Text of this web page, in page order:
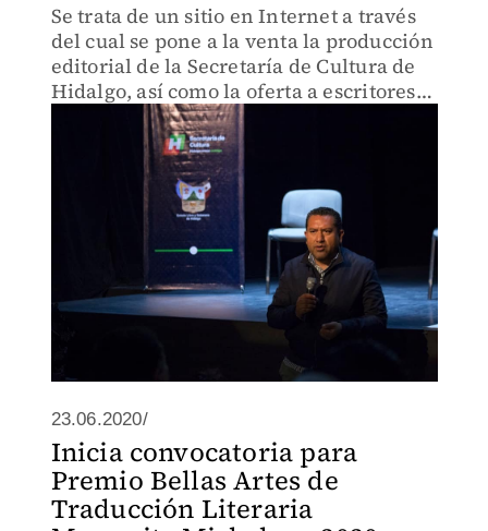
Se trata de un sitio en Internet a través
del cual se pone a la venta la producción
editorial de la Secretaría de Cultura de
Hidalgo, así como la oferta a escritores
independientes
23.06.2020/
Inicia convocatoria para
Premio Bellas Artes de
Traducción Literaria